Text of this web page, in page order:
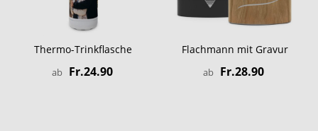
Thermo-Trinkflasche
ab Fr.24.90
Flachmann mit Gravur
ab Fr.28.90